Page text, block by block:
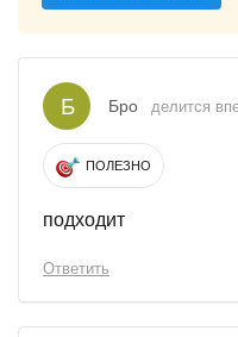
Б Бро делится
ПОЛЕЗНО
подходит
Ответить